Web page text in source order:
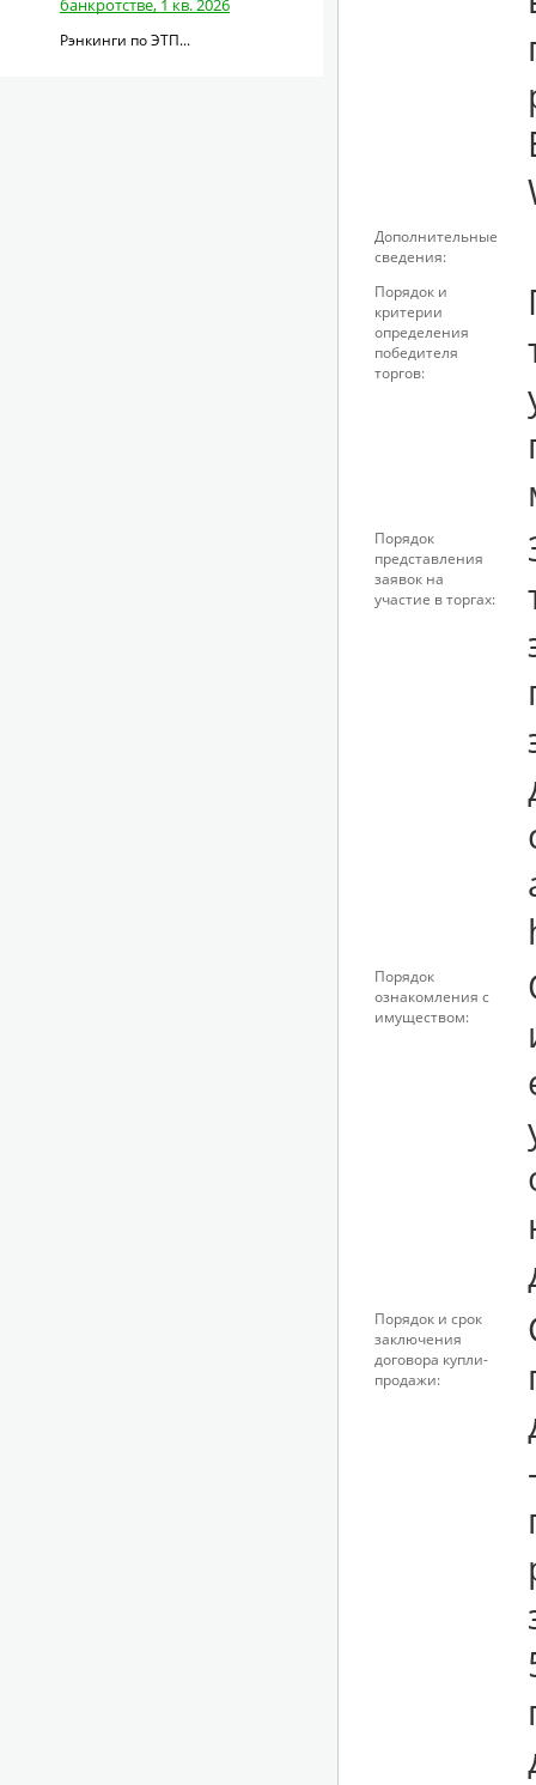
банкротстве, 1 кв. 2026
Рэнкинги по ЭТП...
Дополнительные
сведения:
Порядок и
критерии
определения
победителя
торгов:
Порядок
представления
заявок на
участие в торгах:
Порядок
ознакомления с
имуществом:
Порядок и срок
заключения
договора купли-
продажи: